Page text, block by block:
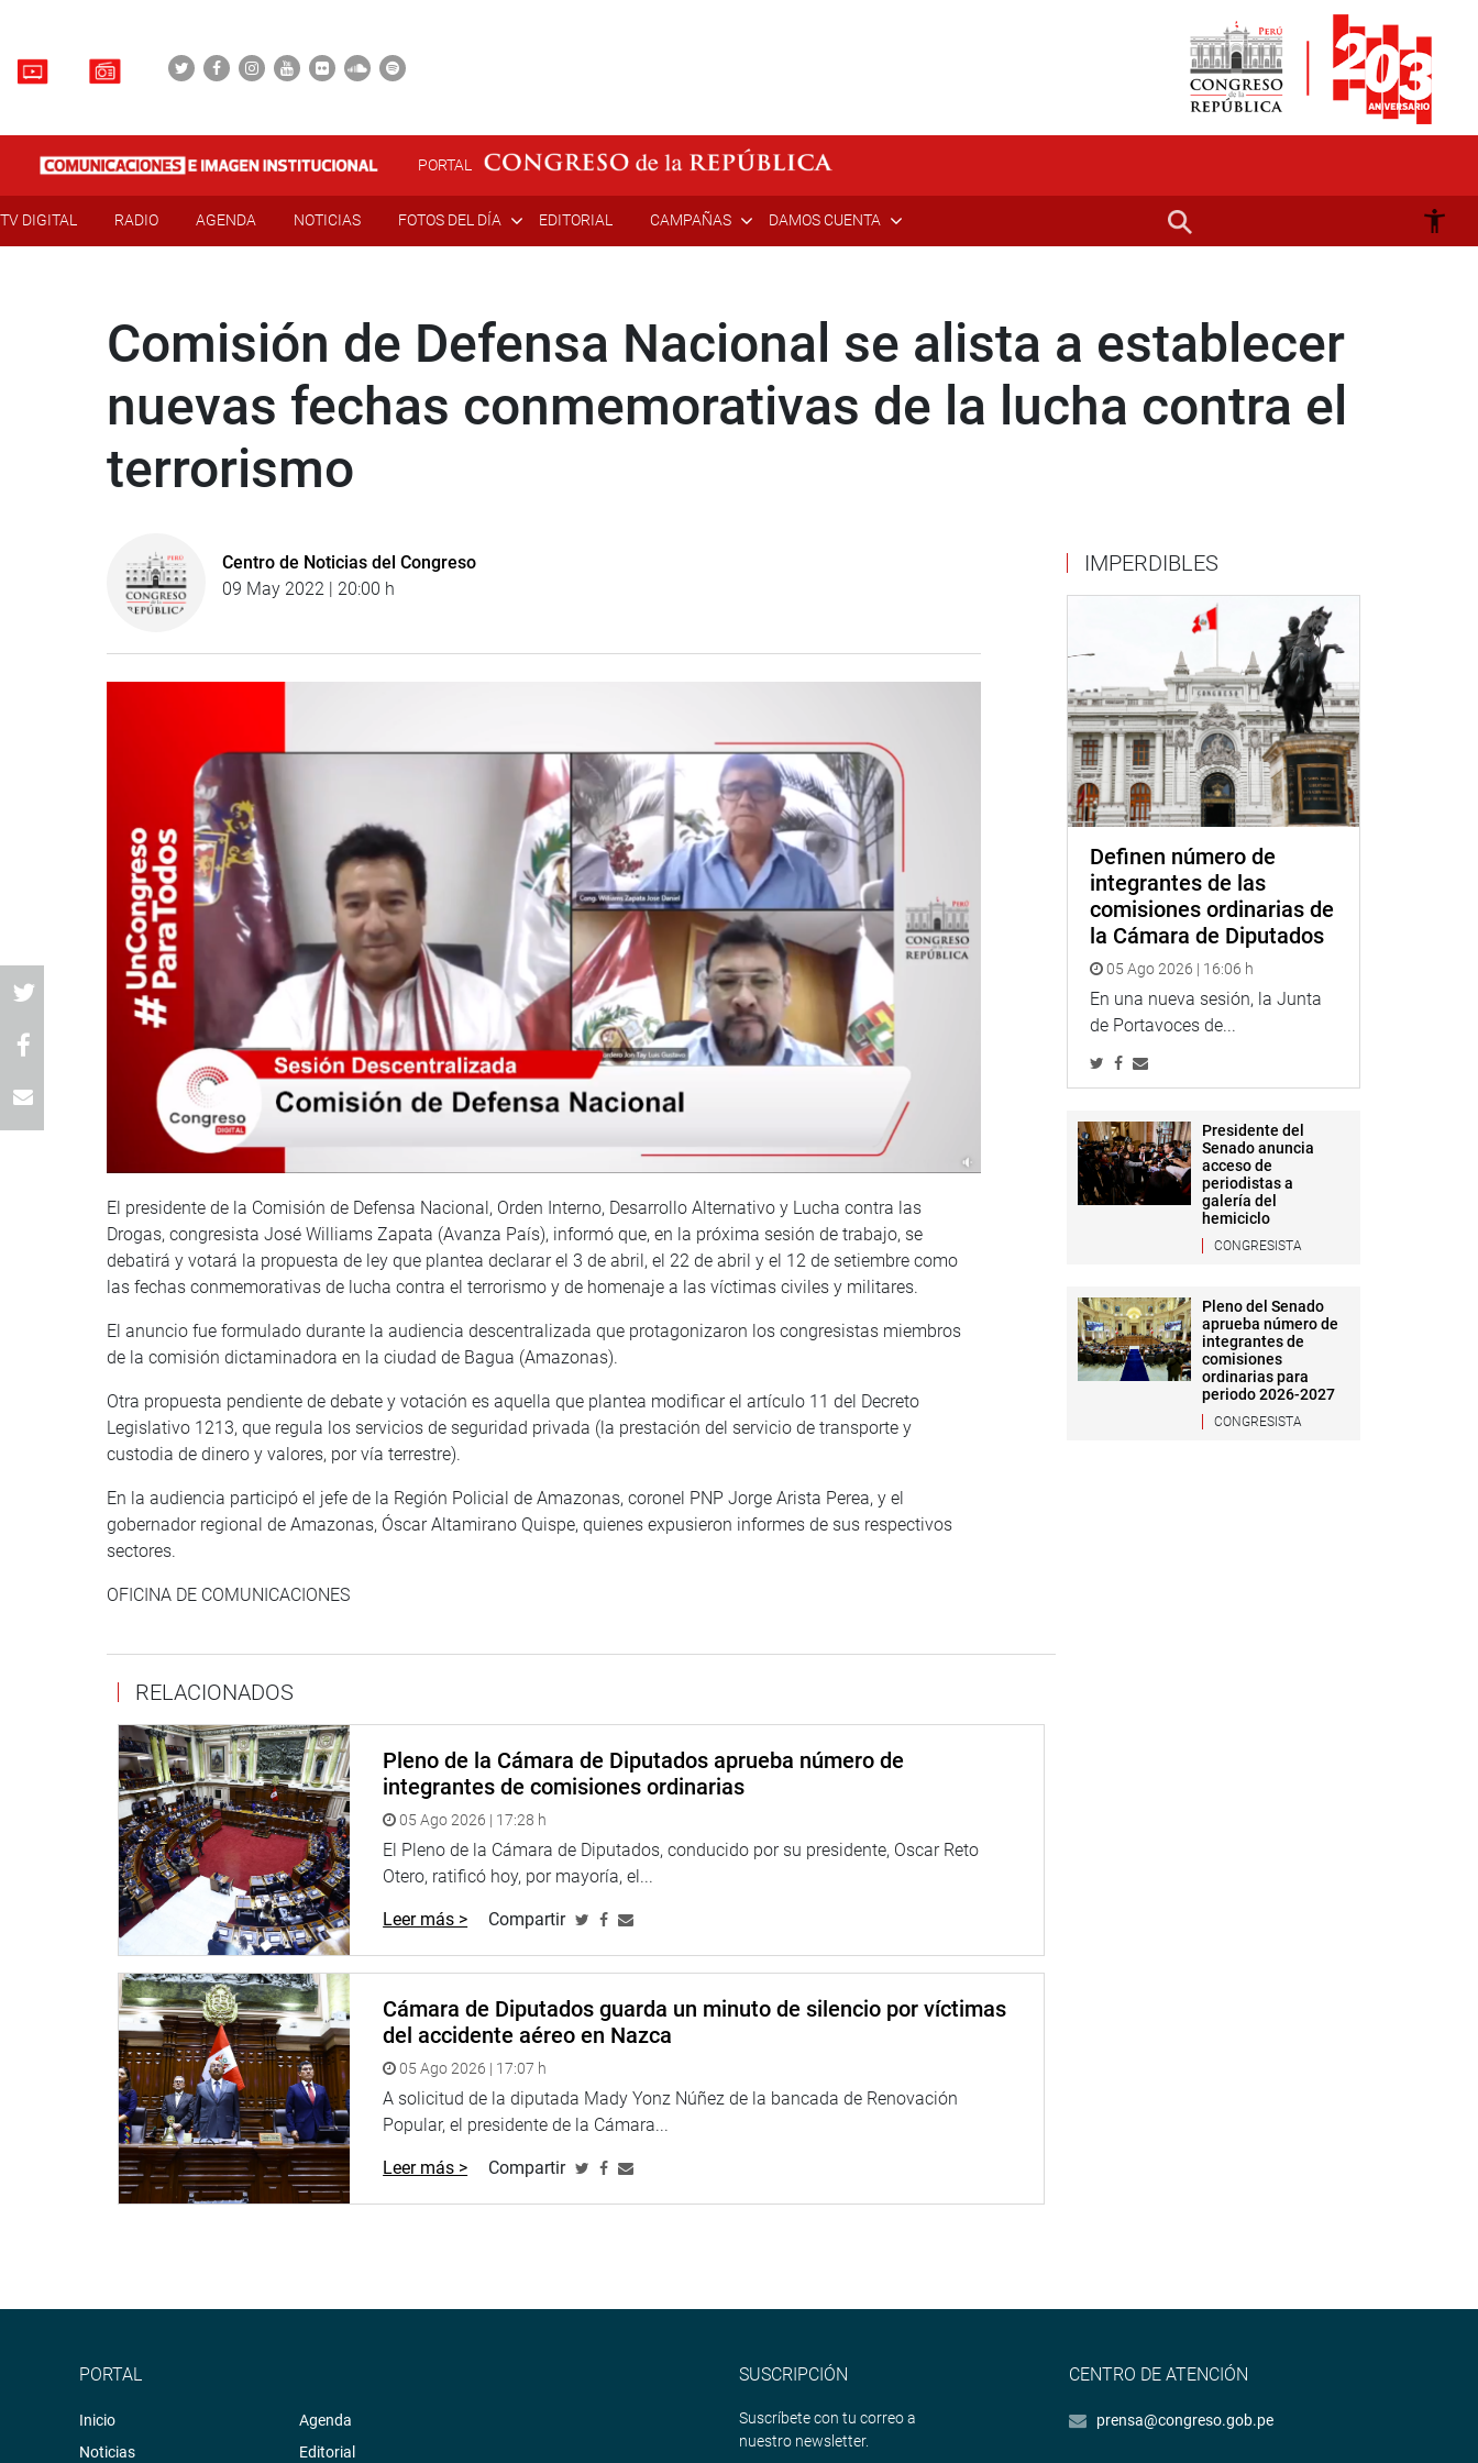
PORTAL
TV DIGITAL RADIO AGENDA NOTICIAS FOTOS DEL DÍA EDITORIAL CAMPAÑAS DAMOS CUENTA
Comisión de Defensa Nacional se alista a establecer
nuevas fechas conmemorativas de la lucha contra el
terrorismo
Centro de Noticias del Congreso
09 May 2022 | 20:00 h
El presidente de la Comisión de Defensa Nacional, Orden Interno, Desarrollo Alternativo y Lucha contra las
Drogas, congresista José Williams Zapata (Avanza País), informó que, en la próxima sesión de trabajo, se
debatirá y votará la propuesta de ley que plantea declarar el 3 de abril, el 22 de abril y el 12 de setiembre como
las fechas conmemorativas de lucha contra el terrorismo y de homenaje a las víctimas civiles y militares.
El anuncio fue formulado durante la audiencia descentralizada que protagonizaron los congresistas miembros
de la comisión dictaminadora en la ciudad de Bagua (Amazonas).
Otra propuesta pendiente de debate y votación es aquella que plantea modificar el artículo 11 del Decreto
Legislativo 1213, que regula los servicios de seguridad privada (la prestación del servicio de transporte y
custodia de dinero y valores, por vía terrestre).
En la audiencia participó el jefe de la Región Policial de Amazonas, coronel PNP Jorge Arista Perea, y el
gobernador regional de Amazonas, Óscar Altamirano Quispe, quienes expusieron informes de sus respectivos
sectores.
OFICINA DE COMUNICACIONES
RELACIONADOS
Pleno de la Cámara de Diputados aprueba número de
integrantes de comisiones ordinarias
05 Ago 2026 | 17:28 h
El Pleno de la Cámara de Diputados, conducido por su presidente, Oscar Reto
Otero, ratificó hoy, por mayoría, el...
Leer más > Compartir
Cámara de Diputados guarda un minuto de silencio por víctimas
del accidente aéreo en Nazca
05 Ago 2026 | 17:07 h
A solicitud de la diputada Mady Yonz Núñez de la bancada de Renovación
Popular, el presidente de la Cámara...
Leer más > Compartir
IMPERDIBLES
Definen número de
integrantes de las
comisiones ordinarias de
la Cámara de Diputados
05 Ago 2026 | 16:06 h
En una nueva sesión, la Junta
de Portavoces de...
Presidente del
Senado anuncia
acceso de
periodistas a
galería del
hemiciclo
CONGRESISTA
Pleno del Senado
aprueba número de
integrantes de
comisiones
ordinarias para
periodo 2026-2027
CONGRESISTA
PORTAL
Inicio
Noticias
Agenda
Editorial
SUSCRIPCIÓN
Suscríbete con tu correo a
nuestro newsletter.
CENTRO DE ATENCIÓN
prensa@congreso.gob.pe